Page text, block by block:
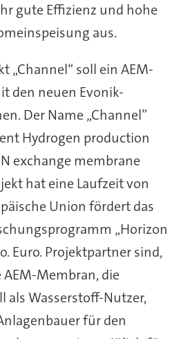
gute Effizienz und hohe
aus.
„Channel“ soll ein AEM-
den neuen Evonik-
Der Name „Channel”
Hydrogen production
exchange membrane
hat eine Laufzeit von
Union fördert das
„Horizon
Euro. Projektpartner sind,
Membran, die
als Wasserstoff-Nutzer,
für den